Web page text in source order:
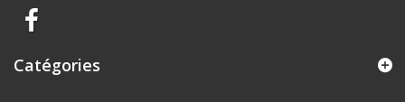
Catégories